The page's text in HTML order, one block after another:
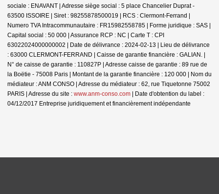
sociale : ENAVANT | Adresse siège social : 5 place Chancelier Duprat -
63500 ISSOIRE | Siret : 98255878500019 | RCS : Clermont-Ferrand |
Numero TVA Intracommunautaire : FR15982558785 | Forme juridique : SAS |
Capital social : 50 000 | Assurance RCP : NC | Carte T : CPI
63022024000000002 | Date de délivrance : 2024-02-13 | Lieu de délivrance
: 63000 CLERMONT-FERRAND | Caisse de garantie financière : GALIAN. |
N° de caisse de garantie : 110827P | Adresse caisse de garantie : 89 rue de
la Boëtie - 75008 Paris | Montant de la garantie financière : 120 000 | Nom du
médiateur : ANM CONSO | Adresse du médiateur : 62, rue Tiquetonne 75002
PARIS | Adresse du site : www.anm-conso.com | Date d'obtention du label :
04/12/2017 Entreprise juridiquement et financièrement indépendante